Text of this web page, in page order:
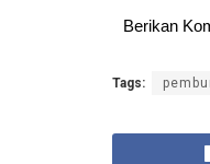
Berikan
Tags: